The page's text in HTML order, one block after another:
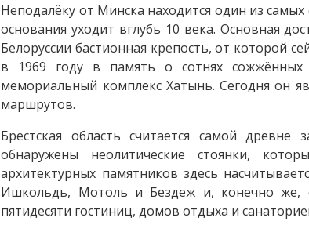
Неподалёку от Минска находится один из
основания уходит вглубь 10 века. Основная
Белоруссии бастионная крепость, от которой
в 1969 году в память о сотнях
мемориальный комплекс Хатынь. Сегодня он
маршрутов.
Брестская область считается самой
обнаружены неолитические стоянки,
архитектурных памятников здесь
Ишкольдь, Мотоль и Бездеж и, конечно же,
пятидесяти гостиниц, домов отдыха и